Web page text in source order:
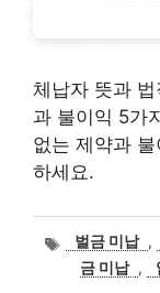
체납자 뜻과
과 불이익 5가
없는 제약과
하세요.
태벌금 미납 ,
금 미납 ,